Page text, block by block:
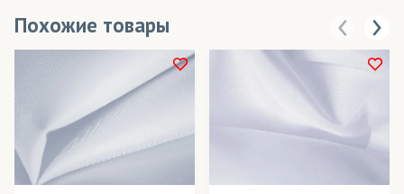
Похожие товары